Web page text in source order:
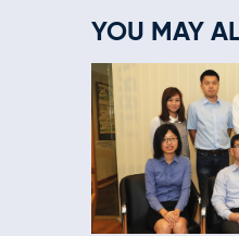
YOU MAY